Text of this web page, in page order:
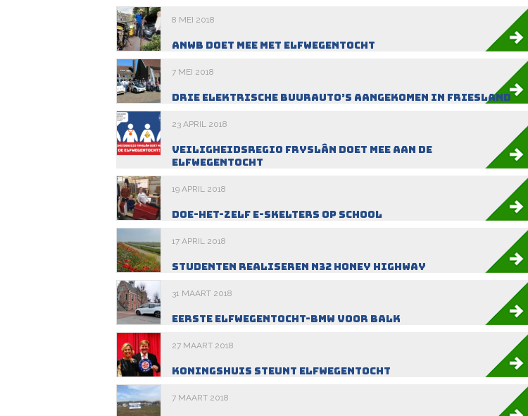
8 MEI 2018
ANWB doet mee met Elfwegentocht
7 MEI 2018
Drie elektrische Buurauto’s aangekomen in Friesland
23 APRIL 2018
Veiligheidsregio Fryslân doet mee aan de
Elfwegentocht
19 APRIL 2018
Doe-het-zelf E-skelters op school
17 APRIL 2018
Studenten realiseren N32 Honey Highway
31 MAART 2018
Eerste Elfwegentocht-BMW voor Balk
27 MAART 2018
Koningshuis steunt Elfwegentocht
7 MAART 2018